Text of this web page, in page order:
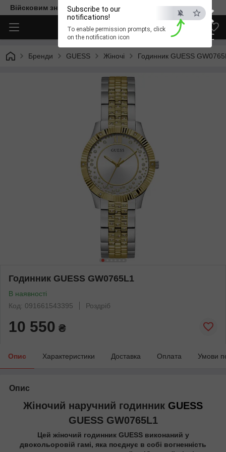
×
ESC
Subscribe to our
notifications!
To enable permission prompts, click
on the notification icon
Війсковим знижка -15%. Безкоштовна доставка
Бренди GUESS Жіночі Годинник GUESS
Годинник GUESS GW0765L1
В наявності
Код: 091661543395
Роздріб
10 550 ₴
Опис Характеристики Доставка Оплата Умови
Опис
Жіночий наручний годинник GUESS
GUESS GW0765L1
Цей жіночий годинник GUESS виконаний у
двокольоровій гамі, яка поєднує в собі вогненність